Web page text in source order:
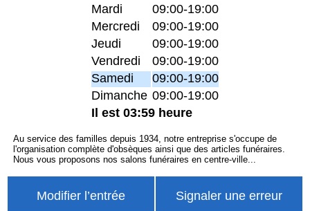
Mardi
09:00-19:00
Mercredi
09:00-19:00
Jeudi
09:00-19:00
Vendredi
09:00-19:00
Samedi
09:00-19:00
Dimanche 09:00-19:00
Il est 03:59 heure
Au service des familles depuis 1934, notre entreprise s'occupe de
l'organisation complète d'obsèques ainsi que des articles funéraires.
Nous vous proposons nos salons funéraires en centre-ville...
Modifier l’entrée Signaler une erreur